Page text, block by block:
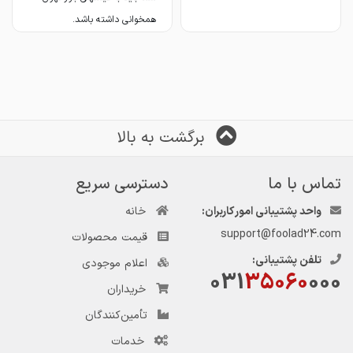
همخوانی داشته باشد.
برگشت به بالا
تماس با ما
واحد پشتیبانی امور کاربران:
support@foolad24.com
تلفن پشتیبانی:
03135060000
دسترسی سریع
خانه
قیمت محصولات
اعلام موجودی
خریداران
تأمین‌کنندگان
خدمات